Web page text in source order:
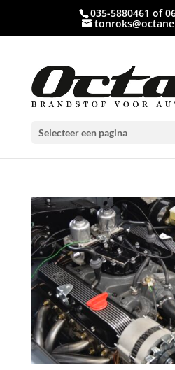
035-5880461 of
Selecteer een pagina